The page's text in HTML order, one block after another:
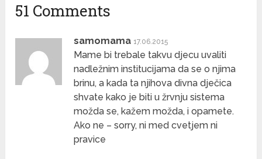
51 Comments
samomama 17.06.2015
Mame bi trebale takvu djecu uvaliti
nadležnim institucijama da se o njima
brinu, a kada ta njihova divna dječica
shvate kako je biti u žrvnju sistema
možda se, kažem možda, i opamete.
Ako ne – sorry, ni med cvetjem ni
pravice